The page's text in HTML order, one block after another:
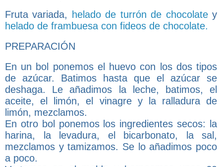
Fruta variada, helado de turrón de chocolatey
helado de frambuesa con fideos de chocolate.
PREPARACIÓN
En un bol ponemos el huevo con los dos tipos
de azúcar. Batimos hasta que el azúcar se
deshaga. Le añadimos la leche, batimos, el
aceite, el limón, el vinagre y la ralladura de
limón, mezclamos.
En otro bol ponemos los ingredientes secos: la
harina, la levadura, el bicarbonato, la sal,
mezclamos y tamizamos. Se lo añadimos poco
a poco.